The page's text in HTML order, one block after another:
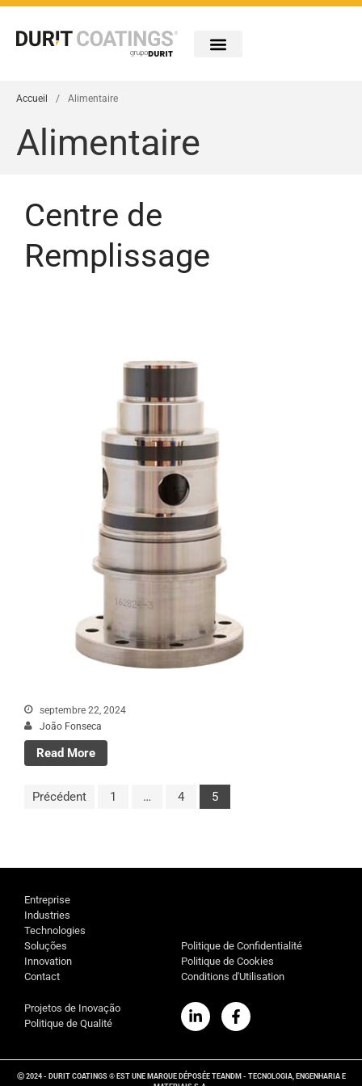
Portefeuille
Innovation
Accueil / Alimentaire
Alimentaire
Centre de
Remplissage
septembre 22, 2024
João Fonseca
Read More
Précédent 1 … 4 5
Entreprise
Industries
Technologies
Soluções
Innovation
Contact
Politique de Confidentialité
Politique de Cookies
Conditions d'Utilisation
Projetos de Inovação
Politique de Qualité
Ⓒ 2024 - DURIT COATINGS ® EST UNE MARQUE DÉPOSÉE TEANDM - TECNOLOGIA, ENGENHARIA E